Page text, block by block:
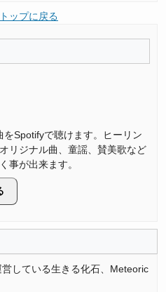
ップに戻る
Spotifyで聴けます。ヒーリン
リジナル曲、童謡、賛美歌など
事が出来ます。
している生きる化石、Meteoric